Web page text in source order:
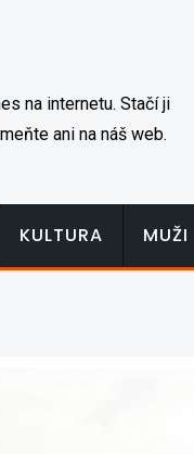
na internetu. Stačí ji
ani na náš web.
KULTURA MUŽI